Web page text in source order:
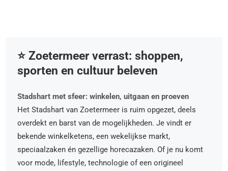
⭐️ Zoetermeer verrast: shoppen,
sporten en cultuur beleven
Stadshart met sfeer: winkelen, uitgaan en proeven
Het Stadshart van Zoetermeer is ruim opgezet, deels
overdekt en barst van de mogelijkheden. Je vindt er
bekende winkelketens, een wekelijkse markt,
speciaalzaken én gezellige horecazaken. Of je nu komt
voor mode, lifestyle, technologie of een origineel